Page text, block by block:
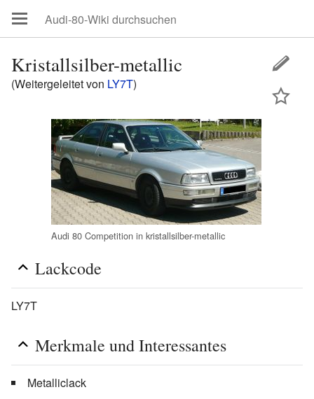
Kristallsilber-metallic
(Weitergeleitet von LY7T)
Audi 80 Competition in kristallsilber-metallic
Lackcode
LY7T
Merkmale und Interessantes
Metalliclack